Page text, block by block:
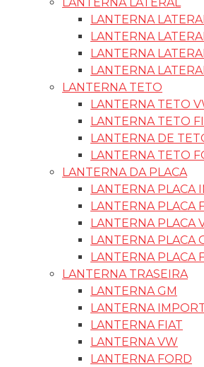
LANTERNA
LANTERNA
LANTERNA
LANTERNA
LANTERNA TETO
LANTERNA TETO
LANTERNA TETO
LANTERNA DE
LANTERNA TETO
LANTERNA DA PLACA
LANTERNA PLACA
LANTERNA PLACA
LANTERNA PLACA
LANTERNA PLACA
LANTERNA PLACA
LANTERNA TRASEIRA
LANTERNA GM
LANTERNA
LANTERNA FIAT
LANTERNA VW
LANTERNA FORD